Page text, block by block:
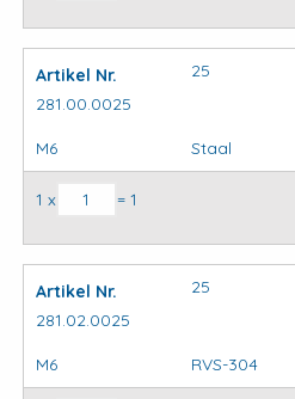
Artikel Nr.
281.00.0025
25
M6 Staal
Krambeugels standaard aantal
1 x = 1
Artikel Nr.
281.02.0025
25
M6 RVS-304